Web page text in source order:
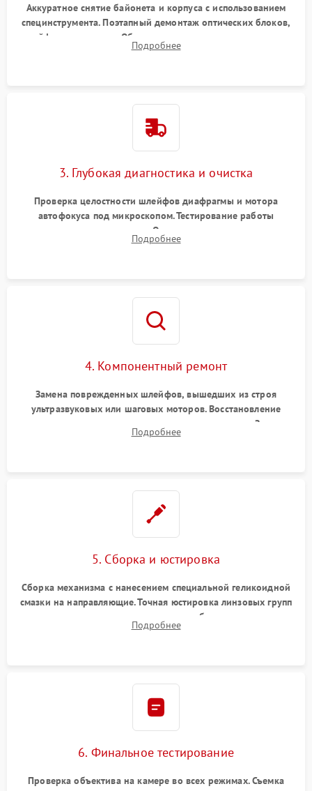
Аккуратное снятие байонета и корпуса с использованием
специнструмента. Поэтапный демонтаж оптических блоков,
шлейфов и приводов. Обязательная маркировка положения
линзовых групп для сохранения заводской центровки при
Подробнее
3. Глубокая диагностика и очистка
Проверка целостности шлейфов диафрагмы и мотора
автофокуса под микроскопом. Тестирование работы
электромагнитного привода. Очистка оптических элементов
от пыли, следов влаги и грибка спецрастворами без
Подробнее
4. Компонентный ремонт
Замена поврежденных шлейфов, вышедших из строя
ультразвуковых или шаговых моторов. Восстановление
геометрии направляющих при заклинивании зума. Замена
неисправного блока диафрагмы, датчиков положения или
Подробнее
5. Сборка и юстировка
Сборка механизма с нанесением специальной геликоидной
смазки на направляющие. Точная юстировка линзовых групп
программным или механическим способом для устранения
бэк
Подробнее
6. Финальное тестирование
Проверка объектива на камере во всех режимах. Съемка